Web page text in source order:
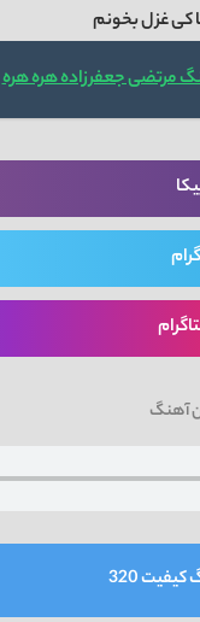
کی غزل بخونم
مرتضی جعفرزاده هره هره
آهنگ
320